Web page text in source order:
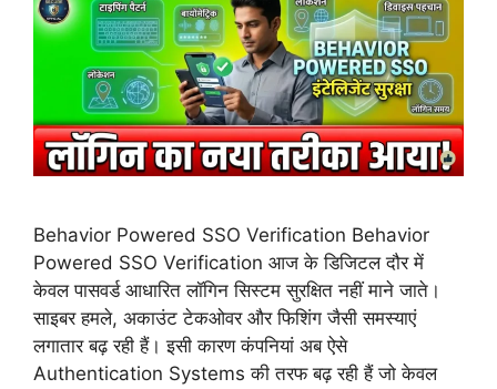
Behavior Powered SSO Verification Behavior
Powered SSO Verification आज के डिजिटल दौर में
केवल पासवर्ड आधारित लॉगिन सिस्टम सुरक्षित नहीं माने जाते।
साइबर हमले, अकाउंट टेकओवर और फिशिंग जैसी समस्याएं
लगातार बढ़ रही हैं। इसी कारण कंपनियां अब ऐसे
Authentication Systems की तरफ बढ़ रही हैं जो केवल